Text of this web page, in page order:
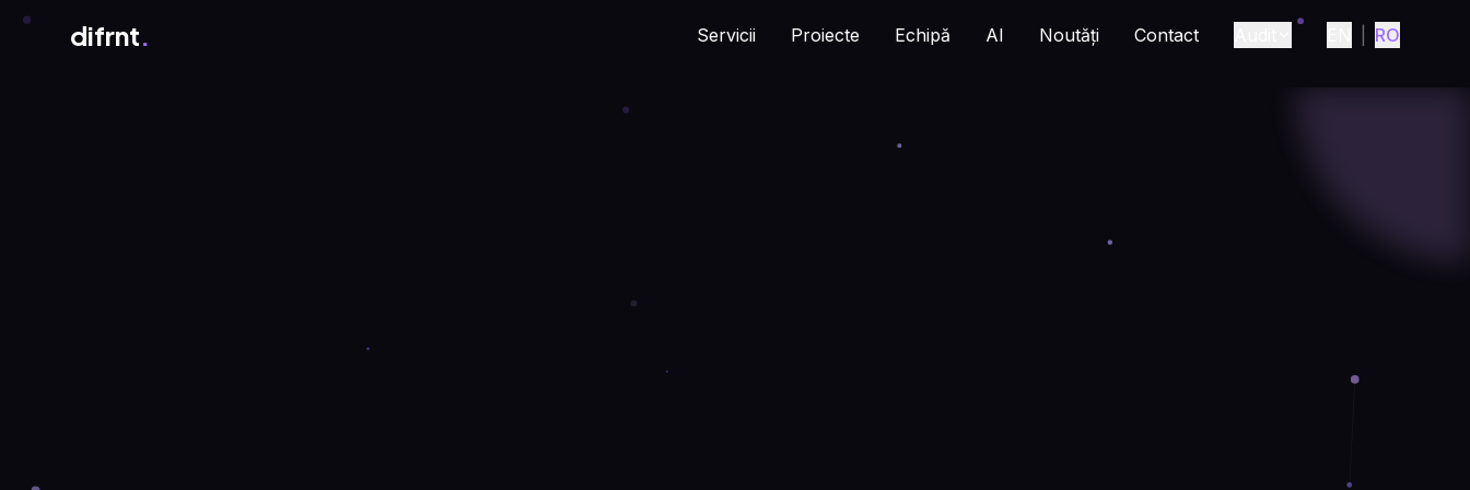
difrnt. Servicii Proiecte Echipă AI Noutăți Contact RO